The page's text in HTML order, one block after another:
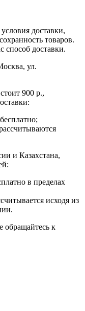
доставки,
товаров.
доставки.
ул.
900 р.,
и Казахстана,
в пределах
исходя из
обращайтесь к